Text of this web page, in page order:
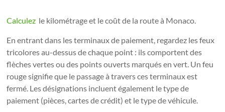
Calculez le kilométrage et le coût de la route à Monaco.
En entrant dans les terminaux de paiement, regardez les feux
tricolores au-dessus de chaque point : ils comportent des
flèches vertes ou des points ouverts marqués en vert. Un feu
rouge signifie que le passage à travers ces terminaux est
fermé. Les désignations incluent également le type de
paiement (pièces, cartes de crédit) et le type de véhicule.